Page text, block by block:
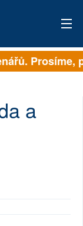
Prosíme,
a